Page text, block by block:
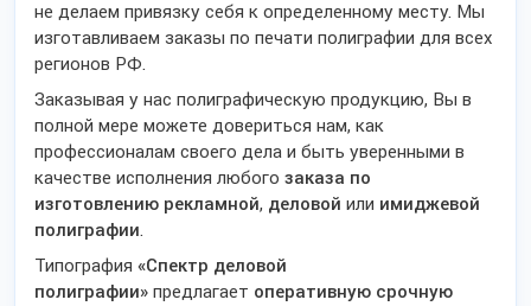
не делаем привязку себя к определенному месту. Мы
изготавливаем заказы по печати полиграфии для всех
регионов РФ.
Заказывая у нас полиграфическую продукцию, Вы в
полной мере можете довериться нам, как
профессионалам своего дела и быть уверенными в
качестве исполнения любого заказа по
изготовлению рекламной, деловой или имиджевой
полиграфии.
Типография «Спектр деловой
полиграфии» предлагает оперативную срочную